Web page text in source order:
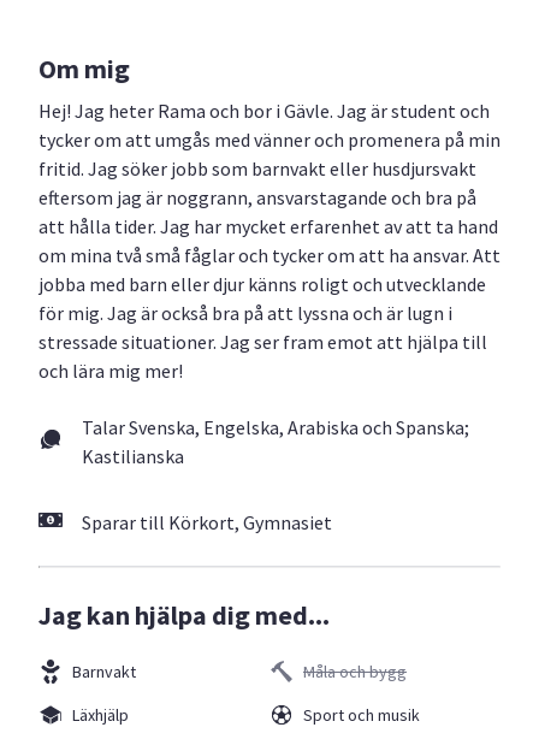
Om mig
Hej! Jag heter Rama och bor i Gävle. Jag är student och
tycker om att umgås med vänner och promenera på min
fritid. Jag söker jobb som barnvakt eller husdjursvakt
eftersom jag är noggrann, ansvarstagande och bra på
att hålla tider. Jag har mycket erfarenhet av att ta hand
om mina två små fåglar och tycker om att ha ansvar. Att
jobba med barn eller djur känns roligt och utvecklande
för mig. Jag är också bra på att lyssna och är lugn i
stressade situationer. Jag ser fram emot att hjälpa till
och lära mig mer!
Talar Svenska, Engelska, Arabiska och Spanska;
Kastilianska
Sparar till Körkort, Gymnasiet
Jag kan hjälpa dig med...
Barnvakt
Läxhjälp
Måla och bygg
Sport och musik